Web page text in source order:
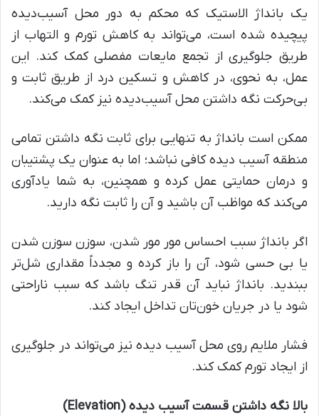
یک بانداژ الاستیک که محکم به دور محل آسیب‌دیده
پیچیده شده است، می‌تواند به کاهش تورم و التهاب از
طریق جلوگیری از تجمع مایعات مفصلی کمک کند. این
عمل، به نحوی، در کاهش و تسکین درد از طریق ثابت و
بی‌حرکت نگه داشتن محل آسیب‌دیده نیز کمک می‌کند.
ممکن است بانداژ به تنهایی برای ثابت نگه داشتن تمامی
منطقه‌ آسیب دیده کافی نباشد؛ اما به عنوان یک پشتیبان
و درمان حمایتی عمل کرده و همچنین، به شما یادآوری
می‌کند که مواظب آن باشید و آن را ثابت نگه دارید.
اگر بانداژ سبب احساس مور مور شدن، سوزن سوزن شدن
یا بی حسی شود، آن را باز کرده و مجدداً مقداری شل‌تر
ببندید. بانداژ نباید آن قدر تنگ باشد که سبب ناراحتی
شود یا در جریان خون‌تان تداخل ایجاد کند.
فشار ملایم روی محل آسیب دیده نیز می‌تواند در جلوگیری
از ایجاد تورم کمک کند.
بالا نگه داشتن قسمت آسیب دیده(Elevation)